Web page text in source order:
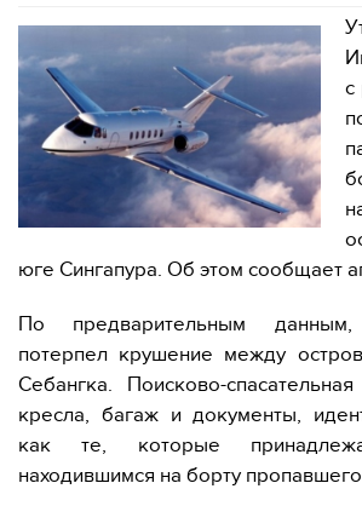
с
юге Сингапура. Об этом сообщает
По предварительным
потерпел крушение между
Себангка. Поисково-
кресла, багаж и документы,
как те, которые
находившимся на борту